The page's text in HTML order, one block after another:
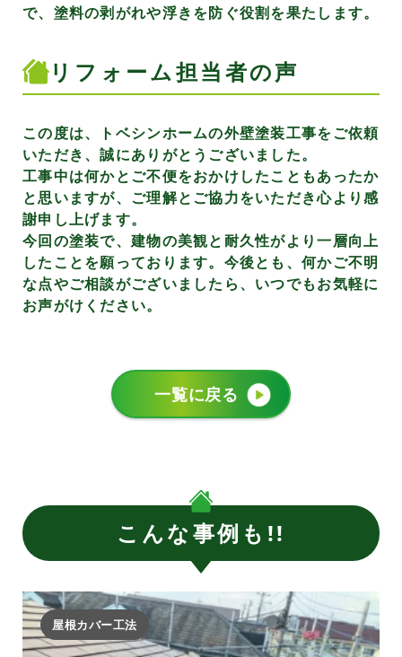
で、塗料の剥がれや浮きを防ぐ役割を果たします。
リフォーム担当者の声
この度は、トベシンホームの外壁塗装工事をご依頼
いただき、誠にありがとうございました。
工事中は何かとご不便をおかけしたこともあったか
と思いますが、ご理解とご協力をいただき心より感
謝申し上げます。
今回の塗装で、建物の美観と耐久性がより一層向上
したことを願っております。今後とも、何かご不明
な点やご相談がございましたら、いつでもお気軽に
お声がけください。
一覧に戻る
こんな事例も!!
屋根カバー工法